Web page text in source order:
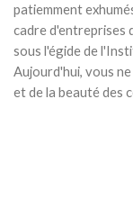
patiemment
cadre d'entreprises
sous l'égide de
Aujourd'hui, vous
et de la beauté des